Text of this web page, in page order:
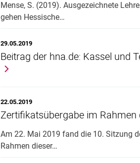
Mense, S. (2019). Ausgezeichnete
gehen Hessische…
29.05.2019
Beitrag der hna.de: Kassel und
22.05.2019
Zertifikatsübergabe im Rahmen
Am 22. Mai 2019 fand die 10. Sitzung
Rahmen dieser…